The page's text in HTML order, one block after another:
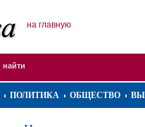
на главную
ПОЛИТИКА ОБЩЕСТВО